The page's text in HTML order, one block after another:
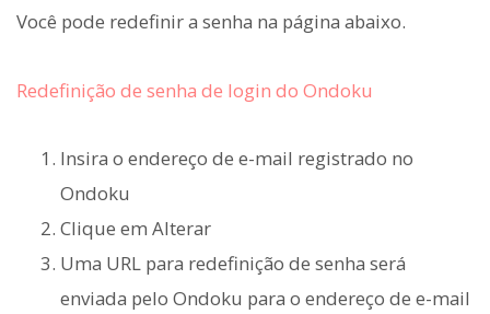
Você pode redefinir a senha na página abaixo.
Redefinição de senha de login do Ondoku
Insira o endereço de e-mail registrado no
Ondoku
Clique em Alterar
Uma URL para redefinição de senha será
enviada pelo Ondoku para o endereço de e-mail